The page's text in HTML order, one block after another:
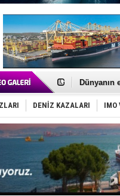
Baltık
Türk
Hüseyin
Hat-San
Med
Tekne, su
Dışişleri
Depo ve
DENİZ KAZALARI IMO